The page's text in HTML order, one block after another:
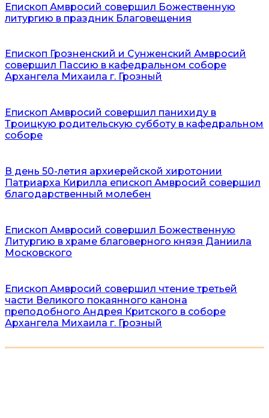
Епископ Амвросий совершил Божественную
литургию в праздник Благовещения
Епископ Грозненский и Сунженский Амвросий
совершил Пассию в кафедральном соборе
Архангела Михаила г. Грозный
Епископ Амвросий совершил панихиду в
Троицкую родительскую субботу в кафедральном
соборе
В день 50-летия архиерейской хиротонии
Патриарха Кирилла епископ Амвросий совершил
благодарственный молебен
Епископ Амвросий совершил Божественную
Литургию в храме благоверного князя Даниила
Московского
Епископ Амвросий совершил чтение третьей
части Великого покаянного канона
преподобного Андрея Критского в соборе
Архангела Михаила г. Грозный